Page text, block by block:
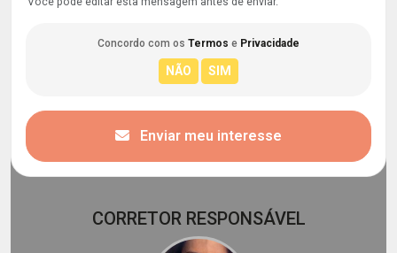
Concordo com os Termos e Privacidade
Enviar meu interesse
CORRETOR RESPONSÁVEL